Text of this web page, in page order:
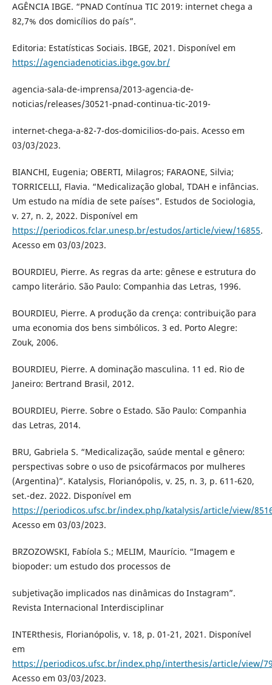
AGÊNCIA IBGE. “PNAD Contínua TIC 2019: internet chega a
82,7% dos domicílios do país”.
Editoria: Estatísticas Sociais. IBGE, 2021. Disponível em
https://agenciadenoticias.ibge.gov.br/
agencia-sala-de-imprensa/2013-agencia-de-
noticias/releases/30521-pnad-continua-tic-2019-
internet-chega-a-82-7-dos-domicilios-do-pais. Acesso em
03/03/2023.
BIANCHI, Eugenia; OBERTI, Milagros; FARAONE, Silvia;
TORRICELLI, Flavia. “Medicalização global, TDAH e infâncias.
Um estudo na mídia de sete países”. Estudos de Sociologia,
v. 27, n. 2, 2022. Disponível em
https://periodicos.fclar.unesp.br/estudos/article/view/16855.
Acesso em 03/03/2023.
BOURDIEU, Pierre. As regras da arte: gênese e estrutura do
campo literário. São Paulo: Companhia das Letras, 1996.
BOURDIEU, Pierre. A produção da crença: contribuição para
uma economia dos bens simbólicos. 3 ed. Porto Alegre:
Zouk, 2006.
BOURDIEU, Pierre. A dominação masculina. 11 ed. Rio de
Janeiro: Bertrand Brasil, 2012.
BOURDIEU, Pierre. Sobre o Estado. São Paulo: Companhia
das Letras, 2014.
BRU, Gabriela S. “Medicalização, saúde mental e gênero:
perspectivas sobre o uso de psicofármacos por mulheres
(Argentina)”. Katalysis, Florianópolis, v. 25, n. 3, p. 611-620,
set.-dez. 2022. Disponível em
https://periodicos.ufsc.br/index.php/katalysis/article/view/
Acesso em 03/03/2023.
BRZOZOWSKI, Fabíola S.; MELIM, Maurício. “Imagem e
biopoder: um estudo dos processos de
subjetivação implicados nas dinâmicas do Instagram”.
Revista Internacional Interdisciplinar
INTERthesis, Florianópolis, v. 18, p. 01-21, 2021. Disponível
em
https://periodicos.ufsc.br/index.php/interthesis/article/view/
Acesso em 03/03/2023.